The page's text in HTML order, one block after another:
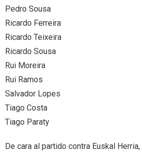
Pedro Sousa
Ricardo Ferreira
Ricardo Teixeira
Ricardo Sousa
Rui Moreira
Rui Ramos
Salvador Lopes
Tiago Costa
Tiago Paraty
De cara al partido contra Euskal